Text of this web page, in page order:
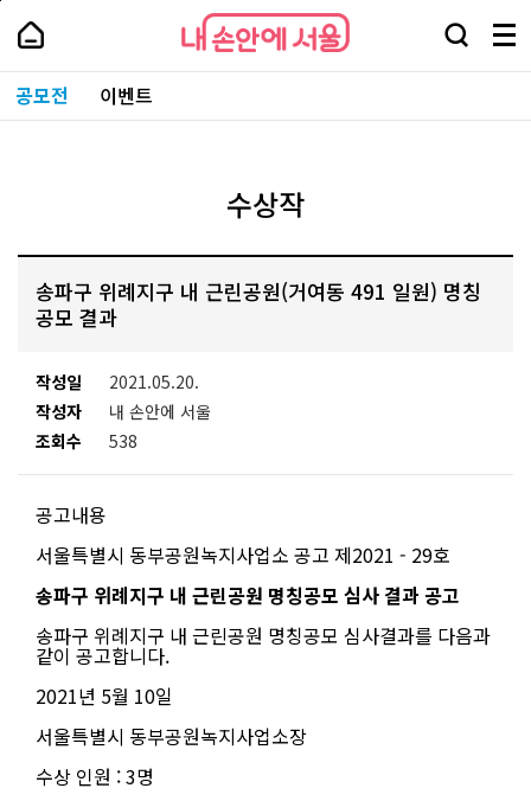
본
로
가
내
손
안
에
서
울
표
내
손
에
울
검
기
메
뉴
보
주
서
공모전 이벤트
수상작
송파구 위례지구 내 근린공원(거여동 491 일원) 명칭
공모 결과
작성일
2021.05.20.
작성자
내 손안에 서울
조회수
538
공고내용
서울특별시 동부공원녹지사업소 공고 제2021 - 29호
송파구 위례지구 내 근린공원 명칭공모 심사 결과 공고
송파구 위례지구 내 근린공원 명칭공모 심사결과를 다음과
같이 공고합니다.
2021년 5월 10일
서울특별시 동부공원녹지사업소장
수상 인원 : 3명
페
상
단
로